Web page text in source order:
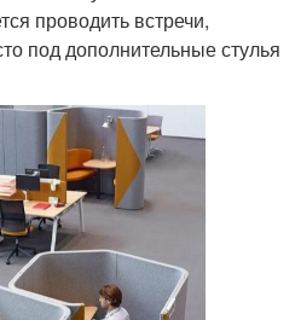
проводить встречи,
под дополнительные стулья